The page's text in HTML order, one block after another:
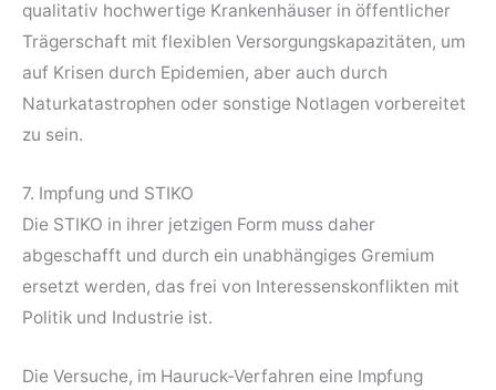
qualitativ hochwertige Krankenhäuser in öffentlicher
Trägerschaft mit flexiblen Versorgungskapazitäten, um
auf Krisen durch Epidemien, aber auch durch
Naturkatastrophen oder sonstige Notlagen vorbereitet
zu sein.
7. Impfung und STIKO
Die STIKO in ihrer jetzigen Form muss daher
abgeschafft und durch ein unabhängiges Gremium
ersetzt werden, das frei von Interessenskonflikten mit
Politik und Industrie ist.
Die Versuche, im Hauruck-Verfahren eine Impfung